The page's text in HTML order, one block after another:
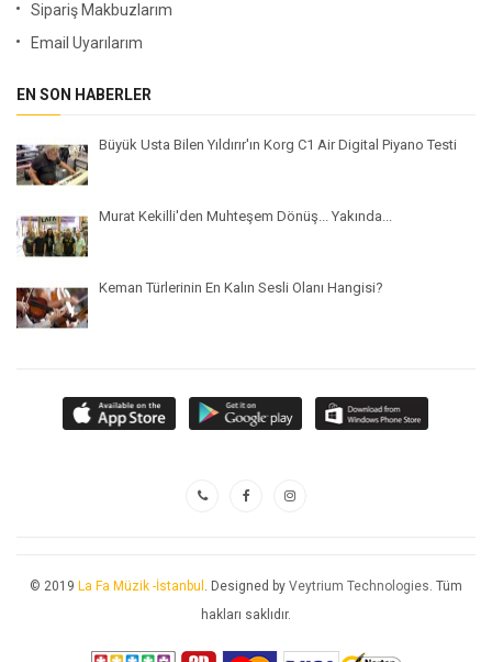
Sipariş Makbuzlarım
Email Uyarılarım
EN SON HABERLER
Büyük Usta Bilen Yıldırır'ın Korg C1 Air Digital Piyano Testi
Murat Kekilli'den Muhteşem Dönüş... Yakında...
Keman Türlerinin En Kalın Sesli Olanı Hangisi?
© 2019 La Fa Müzik -İstanbul . Designed by Veytrium Technologies. Tüm
hakları saklıdır.